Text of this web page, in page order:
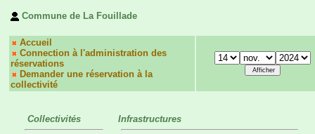
Commune de La Fouillade
Accueil
Connection à l'administration des
réservations
Demander une réservation à la
collectivité
Collectivités Infrastructures